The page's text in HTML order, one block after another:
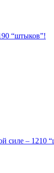
“штыков”!
силе – 1210